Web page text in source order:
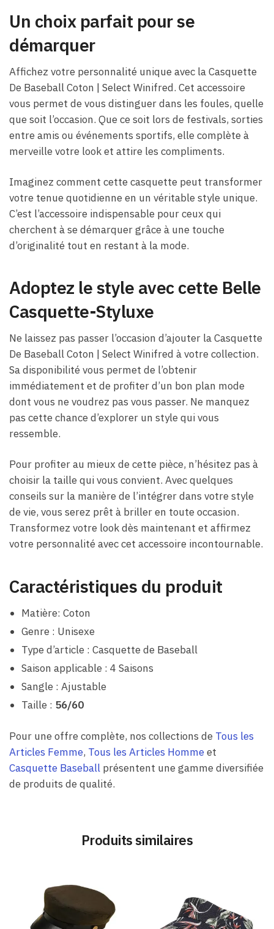
Un choix parfait pour se
démarquer
Affichez votre personnalité unique avec la Casquette
De Baseball Coton​ | Select Winifred. Cet accessoire
vous permet de vous distinguer dans les foules, quelle
que soit l’occasion. Que ce soit lors de festivals, sorties
entre amis ou événements sportifs, elle complète à
merveille votre look et attire les compliments.
Imaginez comment cette casquette peut transformer
votre tenue quotidienne en un véritable style unique.
C’est l’accessoire indispensable pour ceux qui
cherchent à se démarquer grâce à une touche
d’originalité tout en restant à la mode.
Adoptez le style avec cette Belle
Casquette-Styluxe
Ne laissez pas passer l’occasion d’ajouter la Casquette
De Baseball Coton​ | Select Winifred à votre collection.
Sa disponibilité vous permet de l’obtenir
immédiatement et de profiter d’un bon plan mode
dont vous ne voudrez pas vous passer. Ne manquez
pas cette chance d’explorer un style qui vous
ressemble.
Pour profiter au mieux de cette pièce, n’hésitez pas à
choisir la taille qui vous convient. Avec quelques
conseils sur la manière de l’intégrer dans votre style
de vie, vous serez prêt à briller en toute occasion.
Transformez votre look dès maintenant et affirmez
votre personnalité avec cet accessoire incontournable.
Caractéristiques du produit
Matière: Coton
Genre : Unisexe
Type d’article : Casquette de Baseball
Saison applicable : 4 Saisons
Sangle : Ajustable
Taille : 56/60
Pour une offre complète, nos collections de Tous les
Articles Femme, Tous les Articles Hommeet
Casquette Baseball présentent une gamme diversifiée
de produits de qualité.
Produits similaires